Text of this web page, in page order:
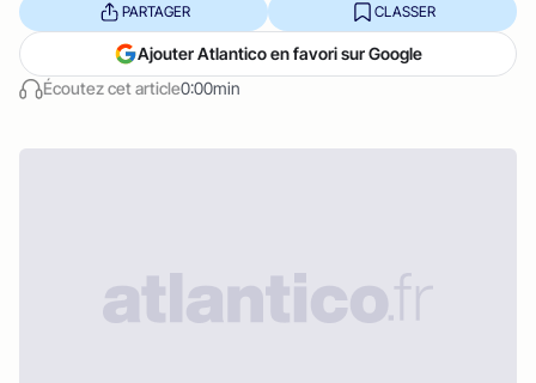
Écoutez cet article0:00min
PARTAGER CLASSER
Ajouter Atlantico en favori sur Google